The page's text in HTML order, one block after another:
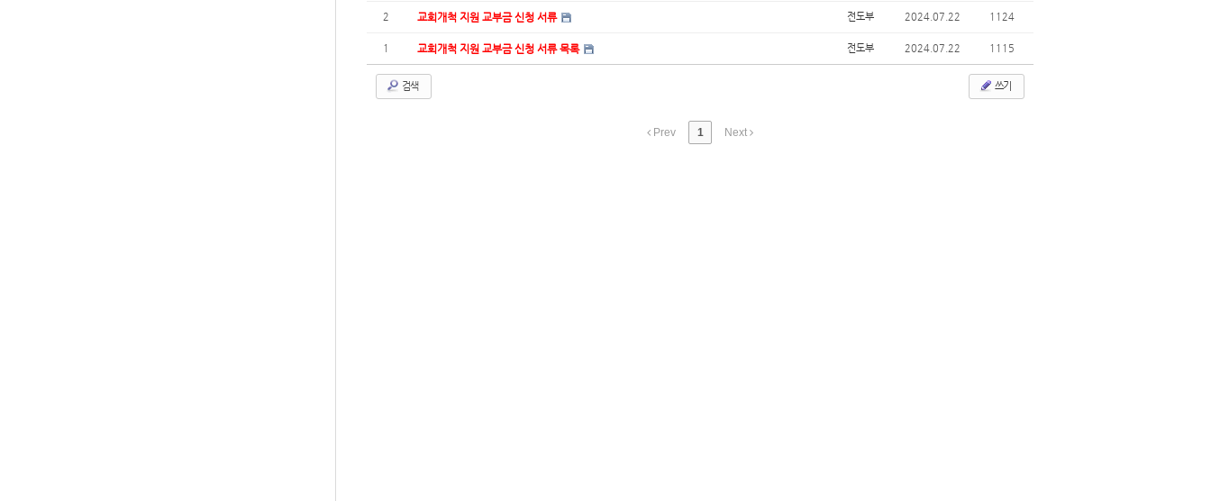
2 교회개척 지원 교부금 신청 서류 전도부 2024.07.22 1124
1 교회개척 지원 교부금 신청 서류 목록 전도부 2024.07.22 1115
검색 쓰기
Prev 1 Next